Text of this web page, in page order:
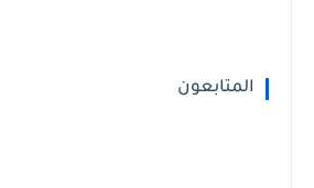
المتابعون